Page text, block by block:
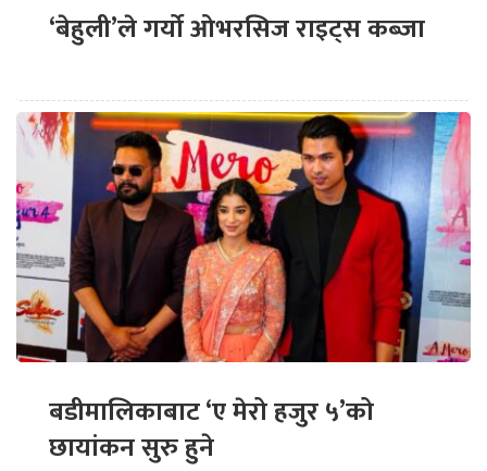
‘बेहुली’ले गर्यो ओभरसिज राइट्स कब्जा
बडीमालिकाबाट ‘ए मेरो हजुर ५’को
छायांकन सुरु हुने